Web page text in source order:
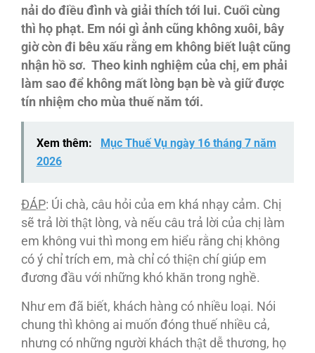
nải do điều đình và giải thích tới lui. Cuối cùng
thì họ phạt. Em nói gì ảnh cũng không xuôi, bây
giờ còn đi bêu xấu rằng em không biết luật cũng
nhận hồ sơ. Theo kinh nghiệm của chị, em phải
làm sao để không mất lòng bạn bè và giữ được
tín nhiệm cho mùa thuế năm tới.
Xem thêm:
Mục Thuế Vụ ngày 16 tháng 7 năm
2026
ĐÁP: Úi chà, câu hỏi của em khá nhạy cảm. Chị
sẽ trả lời thật lòng, và nếu câu trả lời của chị làm
em không vui thì mong em hiểu rằng chị không
có ý chỉ trích em, mà chỉ có thiện chí giúp em
đương đầu với những khó khăn trong nghề.
Như em đã biết, khách hàng có nhiều loại. Nói
chung thì không ai muốn đóng thuế nhiều cả,
nhưng có những người khách thật dễ thương, họ